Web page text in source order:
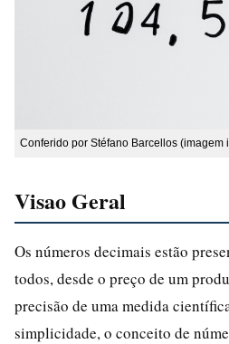
Conferido por Stéfano Barcellos (imagem
Visao Geral
Os números decimais estão
todos, desde o preço de um
precisão de uma medida
simplicidade, o conceito de